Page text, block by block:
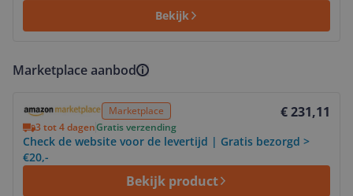
Bekijk
Marketplace aanbod
Marketplace € 231,11
3 tot 4 dagenGratis verzending
Check de website voor de levertijd | Gratis bezorgd >
€20,-
Bekijk product